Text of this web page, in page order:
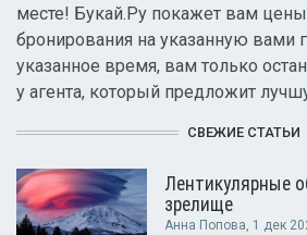
месте! Букай.Ру покажет вам
бронирования на указанную вами
указанное время, вам только
у агента, который предложит
СВЕЖИЕ СТАТЬИ
Лентикулярные
зрелище
Анна Попова, 1 дек